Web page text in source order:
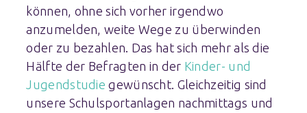
können, ohne sich vorher irgendwo
anzumelden, weite Wege zu überwinden
oder zu bezahlen. Das hat sich mehr als die
Hälfte der Befragten in der Kinder- und
Jugendstudie gewünscht. Gleichzeitig sind
unsere Schulsportanlagen nachmittags und